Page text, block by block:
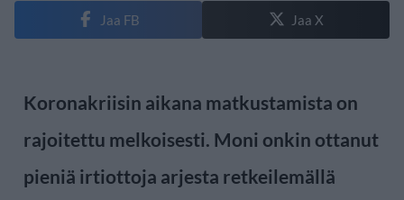
Jaa FB Jaa X
Koronakriisin aikana matkustamista on
rajoitettu melkoisesti. Moni onkin ottanut
pieniä irtiottoja arjesta retkeilemällä